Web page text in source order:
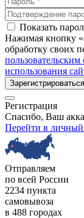
Показать
Нажимая кнопку
обработку своих
использования
Зарегистрироваться
Регистрация
Спасибо, Ваш
Перейти в личный
Отправляем
по всей России
2234 пункта
самовывоза
в 488 городах